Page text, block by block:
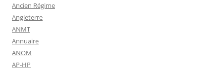
Ancien Régime
Angleterre
ANMT
Annuaire
ANOM
AP-HP